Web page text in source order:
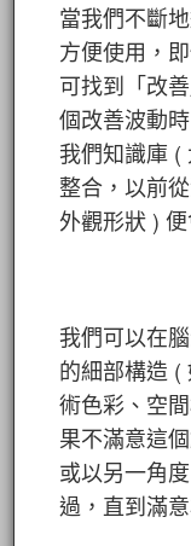
當我們不斷
方便使用，
可找到「改
個改善波動
我們知識庫 (
整合，以前
外觀形狀 )
我們可以在
的細部構造 (
術色彩、空
果不滿意這
或以另一角
過，直到滿